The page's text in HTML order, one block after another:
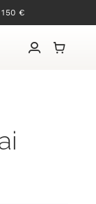
150 €